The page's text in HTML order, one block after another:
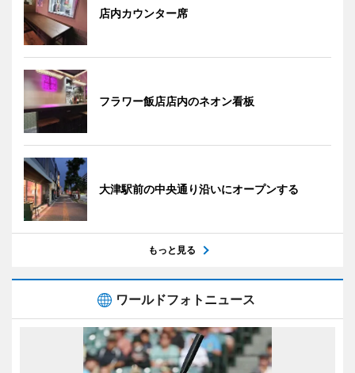
店内カウンター席
フラワー飯店店内のネオン看板
大津駅前の中央通り沿いにオープンする
もっと見る
ワールドフォトニュース